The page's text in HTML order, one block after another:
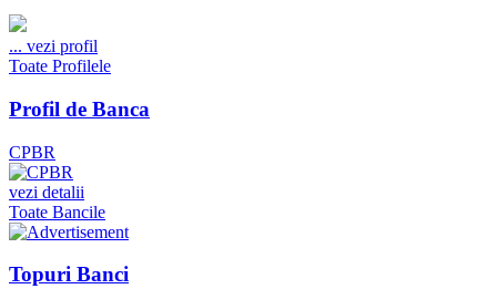
... vezi profil
Toate Profilele
Profil de Banca
CPBR
vezi detalii
Toate Bancile
Topuri Banci